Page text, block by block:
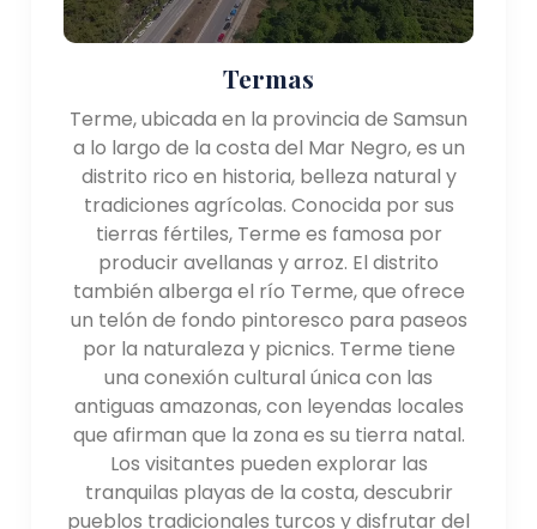
Termas
Terme, ubicada en la provincia de Samsun
a lo largo de la costa del Mar Negro, es un
distrito rico en historia, belleza natural y
tradiciones agrícolas. Conocida por sus
tierras fértiles, Terme es famosa por
producir avellanas y arroz. El distrito
también alberga el río Terme, que ofrece
un telón de fondo pintoresco para paseos
por la naturaleza y picnics. Terme tiene
una conexión cultural única con las
antiguas amazonas, con leyendas locales
que afirman que la zona es su tierra natal.
Los visitantes pueden explorar las
tranquilas playas de la costa, descubrir
pueblos tradicionales turcos y disfrutar del